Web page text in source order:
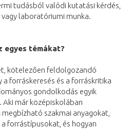
tudásból valódi kutatási kérdés,
laboratóriumi munka.
egyes témákat?
kötelezően feldolgozandó
forráskeresés és a forráskritika
gondolkodás egyik
már középiskolában
szakmai anyagokat,
forrástípusokat, és hogyan